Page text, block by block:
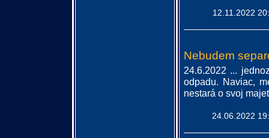
12.11.2022
Nebudem
24.6.2022 ...
odpadu. Naviac,
nestará o svoj
24.06.2022